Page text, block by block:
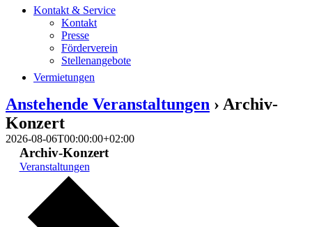
Kontakt & Service
Kontakt
Presse
Förderverein
Stellenangebote
Vermietungen
Anstehende Veranstaltungen › Archiv-
Konzert
2026-08-06T00:00:00+02:00
Archiv-Konzert
Veranstaltungen